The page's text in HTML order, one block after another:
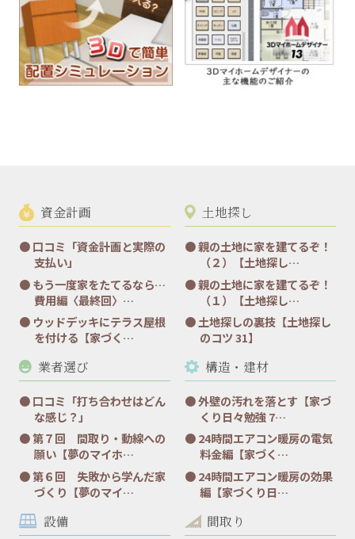
資金計画
口コミ「資金計画と実際の
支払い」
もう一度家をたてるなら…
費用編〈最終回〉…
ウッドデッキにテラス屋根
を付ける【家づく…
土地探し
親の土地に家を建てるぞ！
（２）【土地探し…
親の土地に家を建てるぞ！
（１）【土地探し…
土地探しの裏技【土地探し
のコツ 31】
業者選び
口コミ「打ち合わせはどん
な感じ？」
第７回 間取り・動線への
願い【夢のマイホ…
第６回 失敗から学んだ家
づくり【夢のマイ…
構造・建材
外壁の汚れを落とす【家づ
くり日々勉強 7…
24時間エアコン暖房の電気
料金編【家づく…
24時間エアコン暖房の効果
編【家づくり日…
設備 間取り